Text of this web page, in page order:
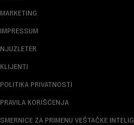
MARKETING
IMPRESSUM
NJUZLETER
KLIJENTI
POLITIKA PRIVATNOSTI
PRAVILA KORIŠĆENJA
SMERNICE ZA PRIMENU VEŠTAČKE